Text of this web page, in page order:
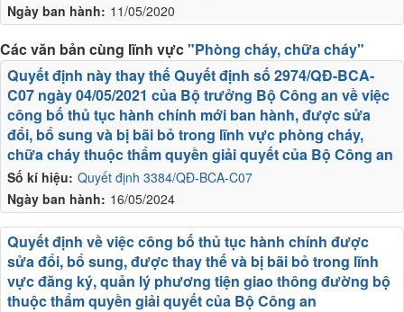
Ngày ban hành: 11/05/2020
Các văn bản cùng lĩnh vực"Phòng cháy, chữa cháy"
Số kí hiệu: Quyết định 3384/QĐ-BCA-C07
Ngày ban hành: 16/05/2024
Quyết định này thay thế Quyết định số 2974/QĐ-BCA-
C07 ngày 04/05/2021 của Bộ trưởng Bộ Công an về việc
công bố thủ tục hành chính mới ban hành, được sửa
đổi, bổ sung và bị bãi bỏ trong lĩnh vực phòng cháy,
chữa cháy thuộc thẩm quyền giải quyết của Bộ Công an
Quyết định về việc công bố thủ tục hành chính được
sửa đổi, bổ sung, được thay thế và bị bãi bỏ trong lĩnh
vực đăng ký, quản lý phương tiện giao thông đường bộ
thuộc thẩm quyền giải quyết của Bộ Công an